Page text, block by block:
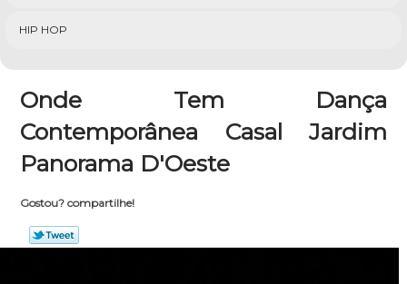
HIP HOP
Onde Tem Dança
Contemporânea Casal Jardim
Panorama D'Oeste
Gostou? compartilhe!